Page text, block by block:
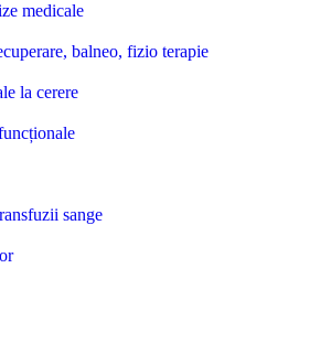
medicale
balneo, fizio terapie
la cerere
sange